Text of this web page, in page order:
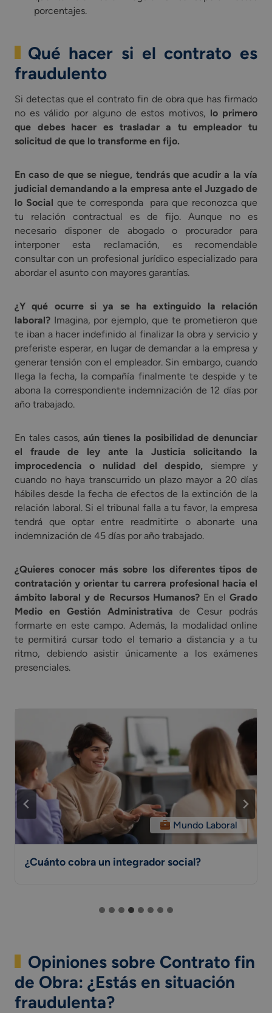
porcentajes.
Qué hacer si el contrato es
fraudulento
Si detectas que el contrato fin de obra que has firmado
no es válido por alguno de estos motivos, lo primero
que debes hacer es trasladar a tu empleador tu
solicitud de que lo transforme en fijo.
En caso de que se niegue, tendrás que acudir a la vía
judicial demandando a la empresa ante el Juzgado de
lo Social que te corresponda para que reconozca que
tu relación contractual es de fijo. Aunque no es
necesario disponer de abogado o procurador para
interponer esta reclamación, es recomendable
consultar con un profesional jurídico especializado para
abordar el asunto con mayores garantías.
¿Y qué ocurre si ya se ha extinguido la relación
laboral? Imagina, por ejemplo, que te prometieron que
te iban a hacer indefinido al finalizar la obra y servicio y
preferiste esperar, en lugar de demandar a la empresa y
generar tensión con el empleador. Sin embargo, cuando
llega la fecha, la compañía finalmente te despide y te
abona la correspondiente indemnización de 12 días por
año trabajado.
En tales casos,aún tienes la posibilidad de denunciar
el fraude de ley ante la Justicia solicitando la
improcedencia o nulidad del despido, siempre y
cuando no haya transcurrido un plazo mayor a 20 días
hábiles desde la fecha de efectos de la extinción de la
relación laboral. Si el tribunal falla a tu favor, la empresa
tendrá que optar entre readmitirte o abonarte una
indemnización de 45 días por año trabajado.
¿Quieres conocer más sobre los diferentes tipos de
contratación y orientar tu carrera profesional hacia el
ámbito laboral y de Recursos Humanos? En el Grado
Medio en Gestión Administrativa de Cesur podrás
formarte en este campo. Además, la modalidad online
te permitirá cursar todo el temario a distancia y a tu
ritmo, debiendo asistir únicamente a los exámenes
presenciales.
Mundo Laboral
¿Cuánto cobra un integrador social?
Opiniones sobre Contrato fin
de Obra: ¿Estás en situación
fraudulenta?